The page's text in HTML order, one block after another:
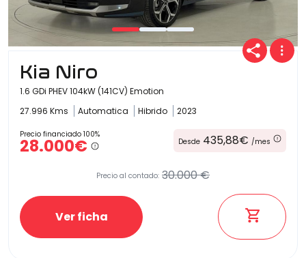
Kia Niro
1.6 GDi PHEV 104kW (141CV) Emotion
27.996 Kms
Automatica Hibrido 2023
Precio financiado 100%
28.000€ Desde 435,88€ /mes
Precio al contado: 30.000 €
Ver ficha